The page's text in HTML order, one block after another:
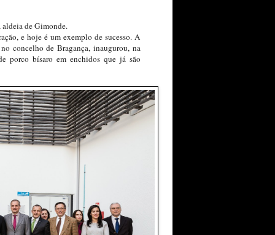
de Gimonde.
e hoje é um exemplo de sucesso. A
concelho de Bragança, inaugurou, na
porco bísaro em enchidos que já são